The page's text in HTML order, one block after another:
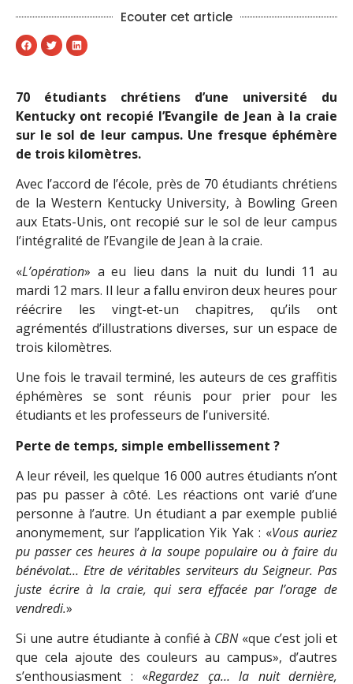
Ecouter cet article
70 étudiants chrétiens d’une université du
Kentucky ont recopié l’Evangile de Jean à la craie
sur le sol de leur campus. Une fresque éphémère
de trois kilomètres.
Avec l’accord de l’école, près de 70 étudiants chrétiens
de la Western Kentucky University, à Bowling Green
aux Etats-Unis, ont recopié sur le sol de leur campus
l’intégralité de l’Evangile de Jean à la craie.
«L’opération» a eu lieu dans la nuit du lundi 11 au
mardi 12 mars. Il leur a fallu environ deux heures pour
réécrire les vingt-et-un chapitres, qu’ils ont
agrémentés d’illustrations diverses, sur un espace de
trois kilomètres.
Une fois le travail terminé, les auteurs de ces graffitis
éphémères se sont réunis pour prier pour les
étudiants et les professeurs de l’université.
Perte de temps, simple embellissement ?
A leur réveil, les quelque 16 000 autres étudiants n’ont
pas pu passer à côté. Les réactions ont varié d’une
personne à l’autre. Un étudiant a par exemple publié
anonymement, sur l’application Yik Yak : «Vous auriez
pu passer ces heures à la soupe populaire ou à faire du
bénévolat… Etre de véritables serviteurs du Seigneur. Pas
juste écrire à la craie, qui sera effacée par l’orage de
vendredi.»
Si une autre étudiante à confié à CBN«que c’est joli et
que cela ajoute des couleurs au campus», d’autres
s’enthousiasment : «Regardez ça… la nuit dernière,